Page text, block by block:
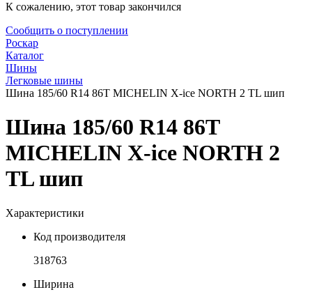
К сожалению, этот товар закончился
Сообщить о поступлении
Роскар
Каталог
Шины
Легковые шины
Шина 185/60 R14 86T MICHELIN X-ice NORTH 2 TL шип
Шина 185/60 R14 86T
MICHELIN X-ice NORTH 2
TL шип
Характеристики
Код производителя
318763
Ширина